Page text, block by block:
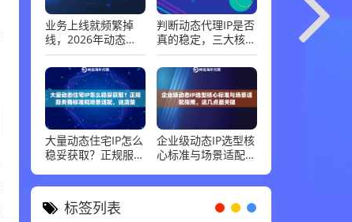
业务上线就频繁掉
线，2026年动态代
理IP实测：能稳定使
用的住宅IP找到了
判断动态代理IP是否
真的稳定，三大核心
维度和场景适配为什
么都不能缺
大量动态住宅IP怎么
稳妥获取？正规服务
说清楚
企业级动态IP选型核
心标准与场景适配指
标签列表